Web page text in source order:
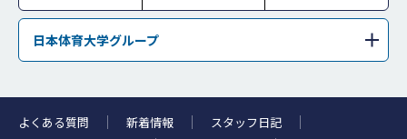
日本体育大学グループ
日本体育大学荏原高等学校
日本体育大学桜華高等学校・日本体育大学桜華中学校
日本体育大学柏高等学校
よくある質問 新着情報
スタッフ日記